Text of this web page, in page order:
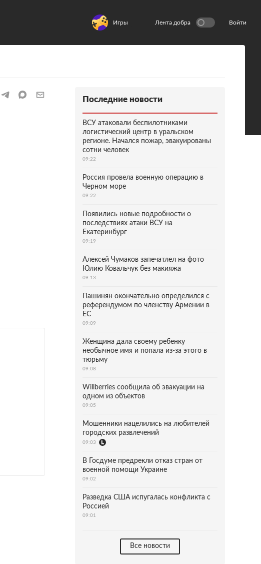
Игры Лента добра Войти
Последние новости
ВСУ атаковали беспилотниками
логистический центр в уральском
регионе. Начался пожар, эвакуированы
сотни человек
09:22
Россия провела военную операцию в
Черном море
09:22
Появились новые подробности о
последствиях атаки ВСУ на
Екатеринбург
09:19
Алексей Чумаков запечатлел на фото
Юлию Ковальчук без макияжа
09:13
Пашинян окончательно определился с
референдумом по членству Армении в
ЕС
09:09
Женщина дала своему ребенку
необычное имя и попала из-за этого в
тюрьму
09:08
Willberries сообщила об эвакуации на
одном из объектов
09:05
Мошенники нацелились на любителей
городских развлечений
09:03
В Госдуме предрекли отказ стран от
военной помощи Украине
09:02
Разведка США испугалась конфликта с
Россией
09:01
Все новости